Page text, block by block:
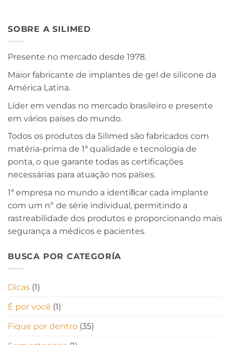
SOBRE A SILIMED
Presente no mercado desde 1978.
Maior fabricante de implantes de gel de silicone da
América Latina.
Líder em vendas no mercado brasileiro e presente
em vários países do mundo.
Todos os produtos da Silimed são fabricados com
matéria-prima de 1ª qualidade e tecnologia de
ponta, o que garante todas as certificações
necessárias para atuação nos países.
1ª empresa no mundo a identiﬁcar cada implante
com um nº de série individual, permitindo a
rastreabilidade dos produtos e proporcionando mais
segurança a médicos e pacientes.
BUSCA POR CATEGORÍA
Dicas (1)
É por você (1)
Fique por dentro (35)